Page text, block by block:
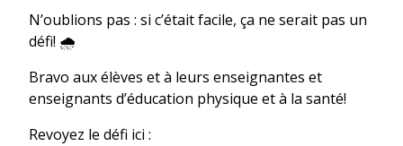
N’oublions pas : si c’était facile, ça ne serait pas un
défi! 🌧️
Bravo aux élèves et à leurs enseignantes et
enseignants d’éducation physique et à la santé!
Revoyez le défi ici :